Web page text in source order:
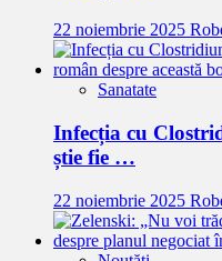
22 noiembrie 2025
Sanatate
Infecția cu
știe fie …
22 noiembrie 2025